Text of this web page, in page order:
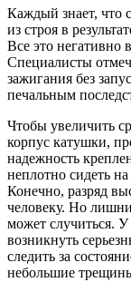
Каждый знает, что
из строя в
Все это негативно
Специалисты
зажигания без
печальным
Чтобы увеличить
корпус катушки,
надежность
неплотно сидеть
Конечно, разряд
человеку. Но
может случиться.
возникнуть
следить за
небольшие